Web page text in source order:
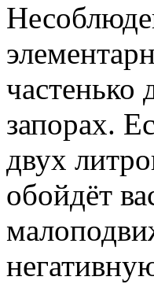
запорах.
двух
обойдёт